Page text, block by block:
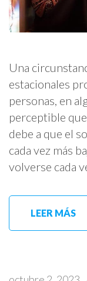
Una
estacionales
personas, en
perceptible
debe a que el
cada vez más
volverse cada
LEER MÁS